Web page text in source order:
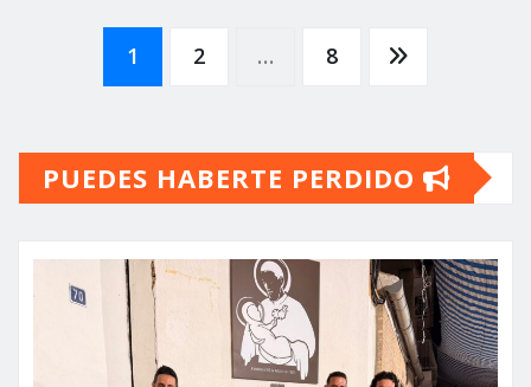
Paginación
entradas
1 2 … 8
PUEDES HABERTE PERDIDO